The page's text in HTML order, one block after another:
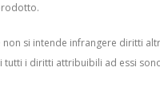
si intende infrangere diritti
tutti i diritti attribuibili ad essi